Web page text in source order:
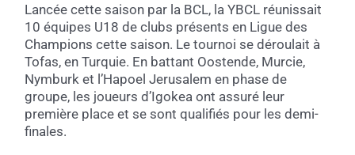
Lancée cette saison par la BCL, la YBCL réunissait
10 équipes U18 de clubs présents en Ligue des
Champions cette saison. Le tournoi se déroulait à
Tofas, en Turquie. En battant Oostende, Murcie,
Nymburk et l’Hapoel Jerusalem en phase de
groupe, les joueurs d’Igokea ont assuré leur
première place et se sont qualifiés pour les demi-
finales.